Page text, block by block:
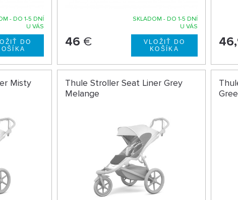
- DO 1-5 DNÍ
U VÁS
SKLADOM - DO 1-5 DNÍ
U VÁS
46 €
Misty
Thule Stroller Seat Liner Grey
Melange